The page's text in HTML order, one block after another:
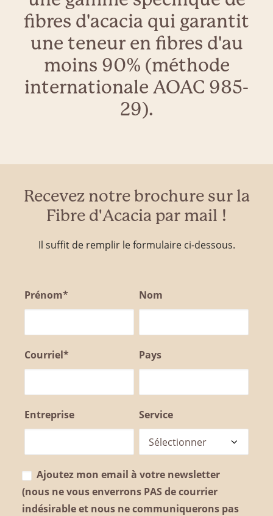
fibres d'acacia qui garantit
une teneur en fibres d'au
moins 90% (méthode
internationale AOAC 985-
29).
Recevez notre brochure sur la
Fibre d'Acacia par mail !
Il suffit de remplir le formulaire ci-dessous.
Prénom* Nom
Courriel* Pays
Entreprise Service
Ajoutez mon email à votre newsletter
(nous ne vous enverrons PAS de courrier
indésirable et nous ne communiquerons pas